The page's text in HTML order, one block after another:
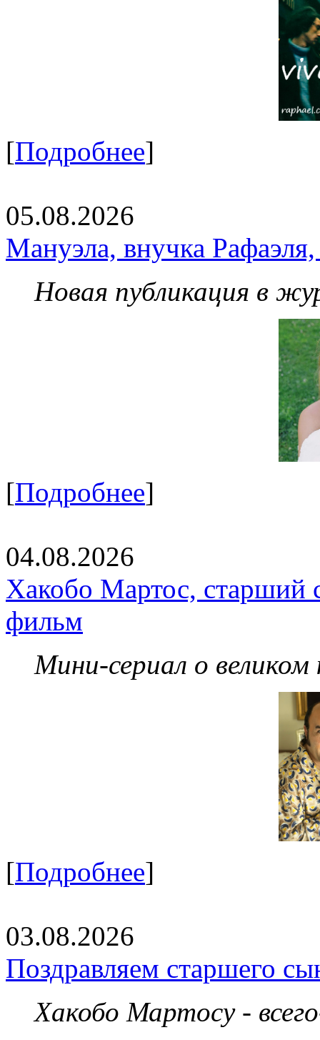
[Подробнее]
05.08.2026
Мануэла, внучка
Новая публикация в
[Подробнее]
04.08.2026
Хакобо Мартос, старший
фильм
Мини-сериал о великом
[Подробнее]
03.08.2026
Поздравляем старшего
Хакобо Мартосу -